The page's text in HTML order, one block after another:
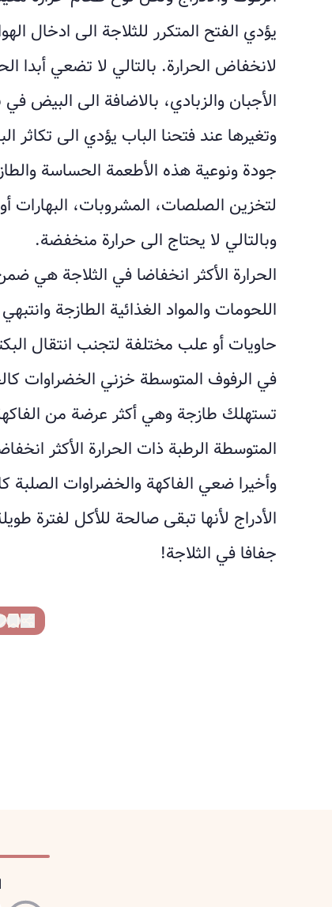
يؤدي الفتح المتكرر للثلاجة الى ادخال
لانخفاض الحرارة. بالتالي لا تضعي أبدا
الأجبان والزبادي، بالاضافة الى البيض
وتغيرها عند فتحنا الباب يؤدي الى تكاثر
جودة ونوعية هذه الأطعمة الحساسة
لتخزين الصلصات، المشروبات، البهارات
وبالتالي لا يحتاج الى حرارة منخفضة.
الحرارة الأكثر انخفاضا في الثلاجة هي
اللحومات والمواد الغذائية الطازجة
حاويات أو علب مختلفة لتجنب انتقال
في الرفوف المتوسطة خزني الخضراوات
تستهلك طازجة وهي أكثر عرضة من
المتوسطة الرطبة ذات الحرارة الأكثر
وأخيرا ضعي الفاكهة والخضراوات
الأدراج لأنها تبقى صالحة للأكل لفترة
جفافا في الثلاجة!